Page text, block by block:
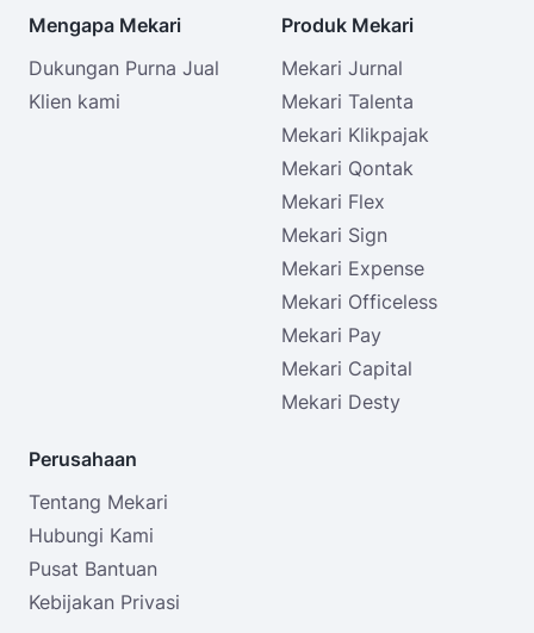
Mengapa Mekari
Dukungan Purna Jual
Klien kami
Produk Mekari
Mekari Jurnal
Mekari Talenta
Mekari Klikpajak
Mekari Qontak
Mekari Flex
Mekari Sign
Mekari Expense
Mekari Officeless
Mekari Pay
Mekari Capital
Mekari Desty
Perusahaan
Tentang Mekari
Hubungi Kami
Pusat Bantuan
Kebijakan Privasi